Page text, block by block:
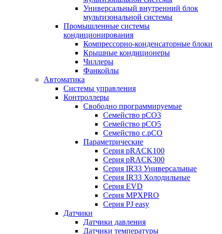
Универсальный внутренний блок
мультизональной системы
Промышленные системы
кондиционирования
Компрессорно-конденсаторные блоки
Крышные кондиционеры
Чиллеры
Фанкойлы
Автоматика
Системы управления
Контроллеры
Свободно программируемые
Семейство pCO3
Семейство pCO5
Семейство c.pCO
Параметрические
Серия pRACK100
Серия pRACK300
Серия IR33 Универсальные
Серия IR33 Холодильные
Серия EVD
Серия MPXPRO
Серия PJ easy
Датчики
Датчики давления
Датчики температуры